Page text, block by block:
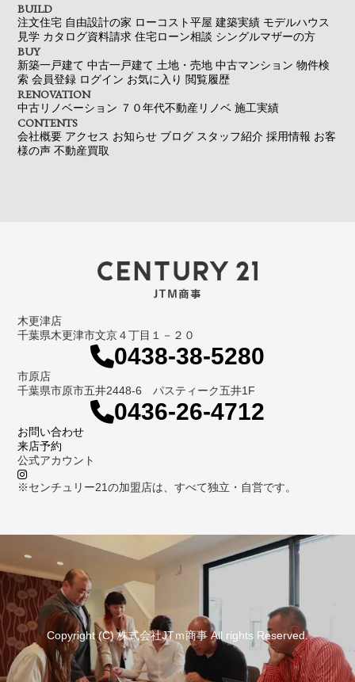
BUILD
注文住宅 自由設計の家 ローコスト平屋 建築実績 モデルハウス
見学 カタログ資料請求 住宅ローン相談 シングルマザーの方
BUY
新築一戸建て 中古一戸建て 土地・売地 中古マンション 物件検
索 会員登録 ログイン お気に入り 閲覧履歴
RENOVATION
中古リノベーション ７０年代不動産リノベ 施工実績
CONTENTS
会社概要 アクセス お知らせ ブログ スタッフ紹介 採用情報 お客
様の声 不動産買取
木更津店
千葉県木更津市文京４丁目１－２０
0438-38-5280
市原店
千葉県市原市五井2448-6 パスティーク五井1F
0436-26-4712
お問い合わせ
来店予約
公式アカウント
※センチュリー21の加盟店は、すべて独立・自営です。
Copyright (C) 株式会社JTｍ商事 All rights Reserved.